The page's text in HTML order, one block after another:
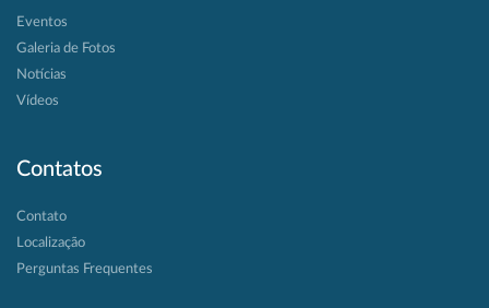
Eventos
Galeria de Fotos
Notícias
Vídeos
Contatos
Contato
Localização
Perguntas Frequentes